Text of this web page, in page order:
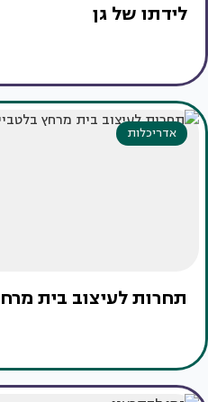
לידתו של גן
אדריכלות
תחרות לעיצוב בית